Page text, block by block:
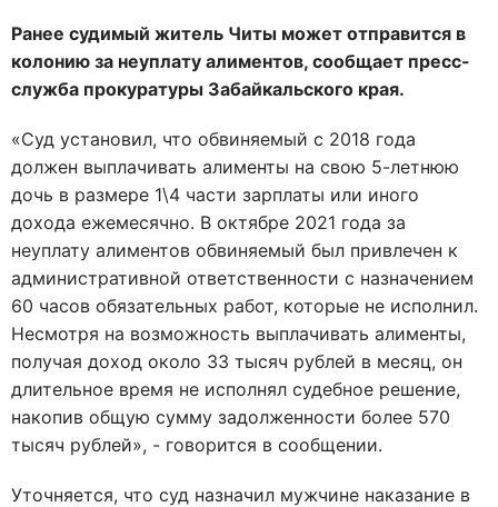
Ранее судимый житель Читы может отправится в
колонию за неуплату алиментов, сообщает пресс-
служба прокуратуры Забайкальского края.
«Суд установил, что обвиняемый с 2018 года
должен выплачивать алименты на свою 5-летнюю
дочь в размере 1\4 части зарплаты или иного
дохода ежемесячно. В октябре 2021 года за
неуплату алиментов обвиняемый был привлечен к
административной ответственности с назначением
60 часов обязательных работ, которые не исполнил.
Несмотря на возможность выплачивать алименты,
получая доход около 33 тысяч рублей в месяц, он
длительное время не исполнял судебное решение,
накопив общую сумму задолженности более 570
тысяч рублей», - говорится в сообщении.
Уточняется, что суд назначил мужчине наказание в